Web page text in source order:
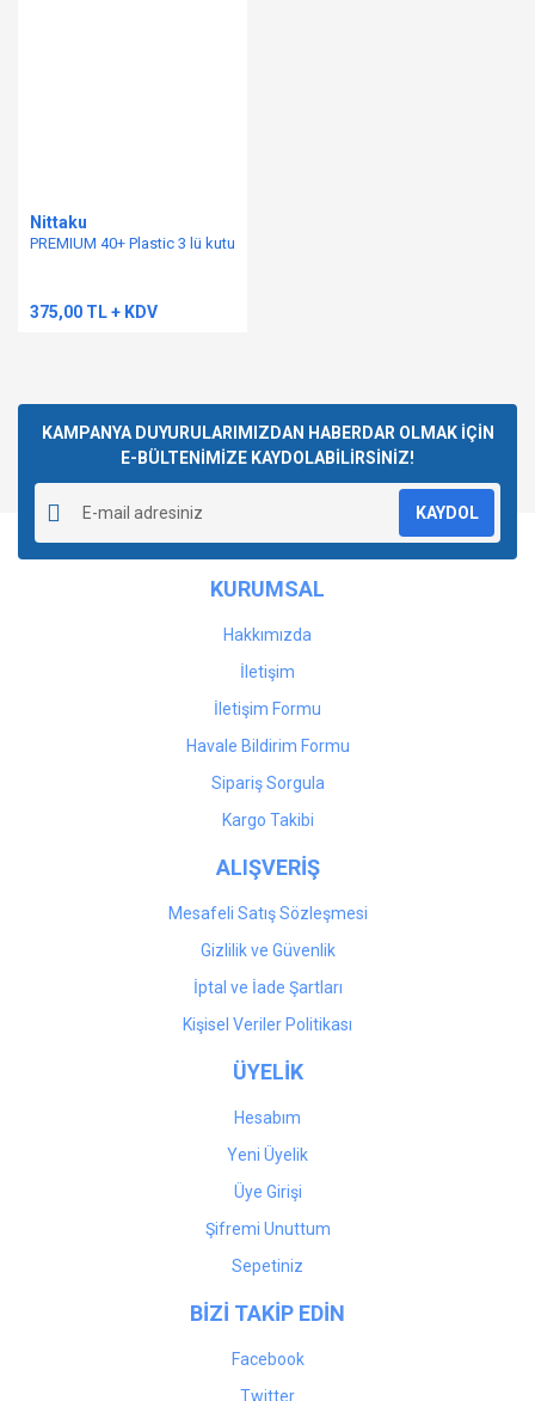
Nittaku
PREMIUM 40+ Plastic 3 lü kutu
375,00 TL + KDV
KAMPANYA DUYURULARIMIZDAN HABERDAR OLMAK İÇİN
E-BÜLTENİMİZE KAYDOLABİLİRSİNİZ!
KAYDOL
KURUMSAL
Hakkımızda
İletişim
İletişim Formu
Havale Bildirim Formu
Sipariş Sorgula
Kargo Takibi
ALIŞVERİŞ
Mesafeli Satış Sözleşmesi
Gizlilik ve Güvenlik
İptal ve İade Şartları
Kişisel Veriler Politikası
ÜYELİK
Hesabım
Yeni Üyelik
Üye Girişi
Şifremi Unuttum
Sepetiniz
BİZİ TAKİP EDİN
Facebook
Twitter